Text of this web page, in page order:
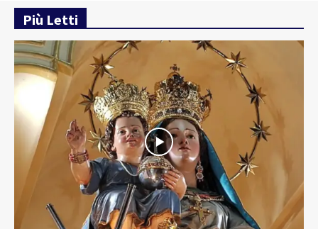
Più Letti